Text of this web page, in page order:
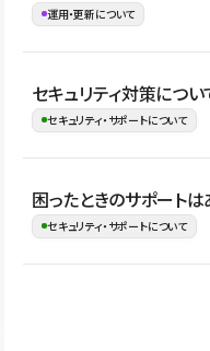
ージをご覧ください。
運用・更新について
はい。CMSやコンポーネン
ことで、デザインを崩しに
ながらレイアウトに影響を
す。
セキュリティ対策につい
セキュリティ・サポートについて
Studioでは、公開サイトや
の暗号化、データ保護、
はSSL/TLSによる通信暗
困ったときのサポートは
セキュリティ・サポートについて
操作方法や機能について